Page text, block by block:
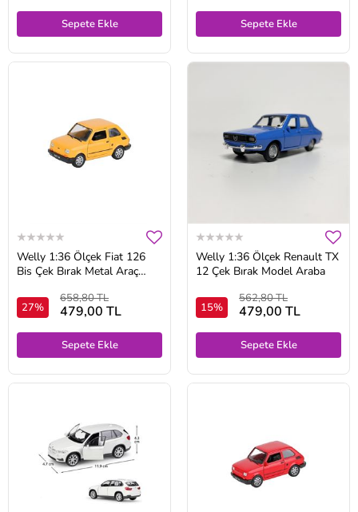
Sepete Ekle Sepete Ekle
Welly 1:36 Ölçek Fiat 126
Bis Çek Bırak Metal Araç
27%
658,80 TL
479,00 TL
Sepete Ekle
Welly 1:36 Ölçek Renault TX
12 Çek Bırak Model Araba
15%
562,80 TL
479,00 TL
Sepete Ekle